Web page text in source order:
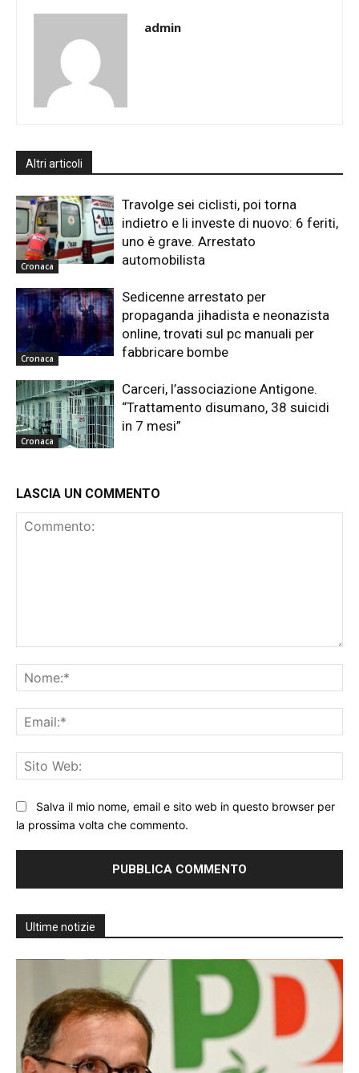
admin
Altri articoli
Cronaca
Travolge sei ciclisti, poi torna
indietro e li investe di nuovo: 6 feriti,
uno è grave. Arrestato
automobilista
Cronaca
Sedicenne arrestato per
propaganda jihadista e neonazista
online, trovati sul pc manuali per
fabbricare bombe
Cronaca
Carceri, l’associazione Antigone.
“Trattamento disumano, 38 suicidi
in 7 mesi”
LASCIA UN COMMENTO
Salva il mio nome, email e sito web in questo browser per
la prossima volta che commento.
Ultime notizie